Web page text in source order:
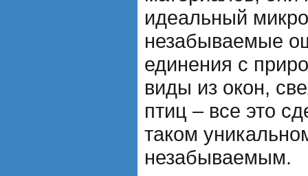
идеальный
незабываемые
единения с
виды из окон,
птиц – все это
таком
незабываемым.